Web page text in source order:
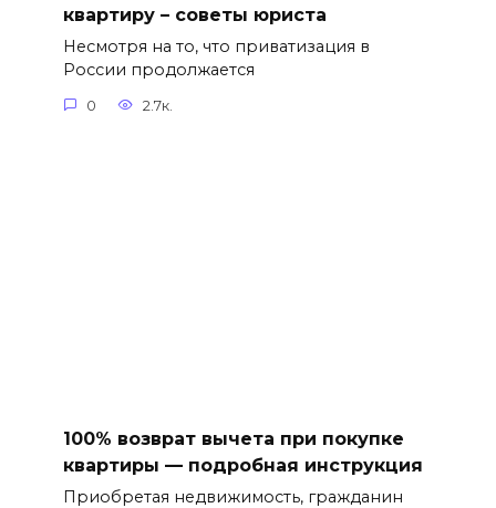
квартиру – советы юриста
Несмотря на то, что приватизация в
России продолжается
0 2.7к.
100% возврат вычета при покупке
квартиры — подробная инструкция
Приобретая недвижимость, гражданин